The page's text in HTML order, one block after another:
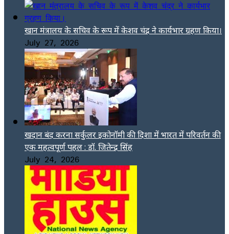
खान मंत्रालय के सचिव के रूप में केशव चंद्र ने कार्यभार ग्रहण किया।
July 27, 2026
खदान बंद करना सर्कुलर इकोनॉमी की दिशा में भारत में परिवर्तन की
एक महत्वपूर्ण पहल : डॉ. जितेन्द्र सिंह
July 24, 2026